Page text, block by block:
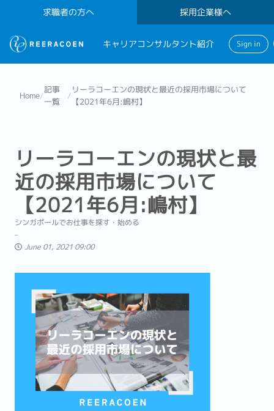
求職者の方へ 採用企業様へ
キャリアコンサルタント紹介 Sign in
Home/
記事
一覧
/
リーラコーエンの現状と最近の採用市場について
【2021年6月:嶋村】
リーラコーエンの現状と最
近の採用市場について
【2021年6月:嶋村】
シンガポールでお仕事を探す・始める
June 01, 2021 09:00